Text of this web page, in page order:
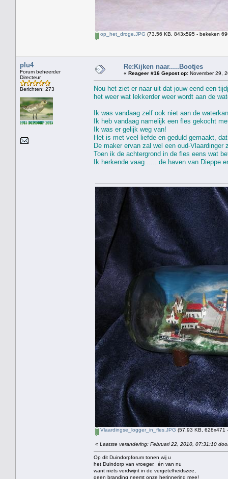
op_het_droge.JPG (73.56 KB, 843x595 - bekeken
plu4
Forum beheerder
Directeur
Berichten: 273
Re:Kijken naar.....Bootjes
« Reageer #16 Gepost op: November 29,
Nou het ziet er naar uit dat jouw eend een
het weer wat lekkerder weer wordt aan de
Ik was vandaag zelf ook niet aan de
Ik heb vandaag namelijk een fles gekocht
Ik was er gelijk weg van!
Het is met veel liefde en geduld gemaakt,
De maker ervan zal wel een oud-
Toen ik de achtergrond in de fles eens wat
Ik herkende vaag ..... de haven van Dieppe
Vlaardingse_logger_in_fles.JPG (57.93 KB, 628x471
« Laatste verandering: Februari 22, 2010, 07:31:10
Op dit Duindorpforum tonen wij u
het Duindorp van vroeger, én van nu
want niets verdwijnt in de vergetelheidszee,
geen branding neemt onze herinnering mee!